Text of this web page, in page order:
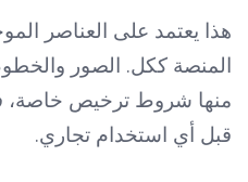
هذا يعتمد على العناصر
المنصة ككل. الصور
منها شروط ترخيص خاصة،
قبل أي استخدام تجاري.